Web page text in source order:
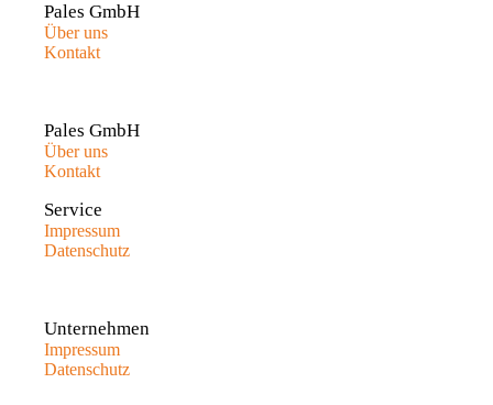
Pales GmbH
Über uns
Kontakt
Pales GmbH
Über uns
Kontakt
Service
Impressum
Datenschutz
Unternehmen
Impressum
Datenschutz